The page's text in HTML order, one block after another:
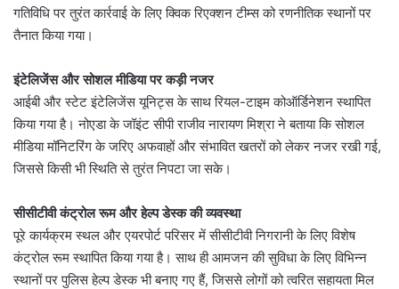
गतिविधि पर तुरंत कार्रवाई के लिए क्विक रिएक्शन टीम्स को रणनीतिक स्थानों पर
तैनात किया गया।
इंटेलिजेंस और सोशल मीडिया पर कड़ी नजर
आईबी और स्टेट इंटेलिजेंस यूनिट्स के साथ रियल-टाइम कोऑर्डिनेशन स्थापित
किया गया है। नोएडा के जॉइंट सीपी राजीव नारायण मिश्रा ने बताया कि सोशल
मीडिया मॉनिटरिंग के जरिए अफवाहों और संभावित खतरों को लेकर नजर रखी गई,
जिससे किसी भी स्थिति से तुरंत निपटा जा सके।
सीसीटीवी कंट्रोल रूम और हेल्प डेस्क की व्यवस्था
पूरे कार्यक्रम स्थल और एयरपोर्ट परिसर में सीसीटीवी निगरानी के लिए विशेष
कंट्रोल रूम स्थापित किया गया है। साथ ही आमजन की सुविधा के लिए विभिन्न
स्थानों पर पुलिस हेल्प डेस्क भी बनाए गए हैं, जिससे लोगों को त्वरित सहायता मिल